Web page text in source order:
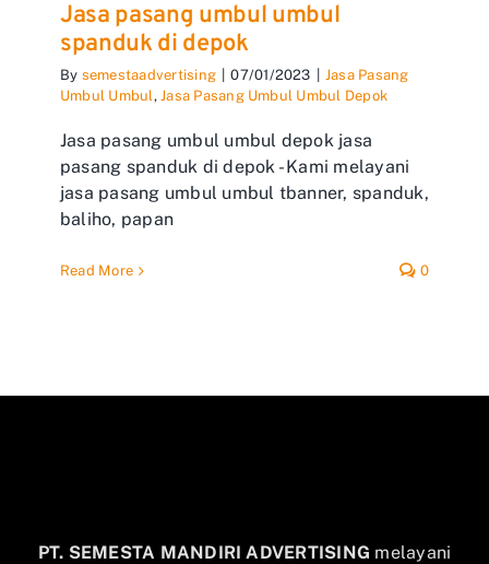
Jasa pasang umbul umbul
spanduk di depok
By semestaadvertising 07/01/2023
Jasa Pasang
Umbul Umbul,Jasa Pasang Umbul Umbul Depok
Jasa pasang umbul umbul depok jasa
pasang spanduk di depok - Kami melayani
jasa pasang umbul umbul tbanner, spanduk,
baliho, papan
Read More 0
PT. SEMESTA MANDIRI ADVERTISING melayani